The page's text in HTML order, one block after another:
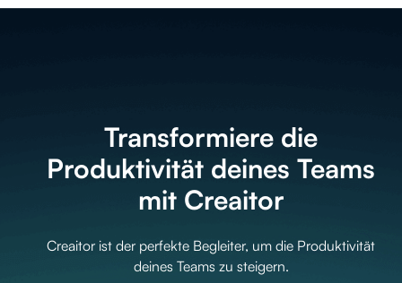
Transformiere die
Produktivität deines Teams
mit Creaitor
Creaitor ist der perfekte Begleiter, um die Produktivität
deines Teams zu steigern.